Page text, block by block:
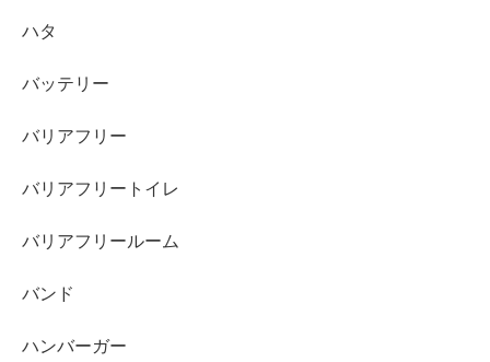
ハタ
バッテリー
バリアフリー
バリアフリートイレ
バリアフリールーム
バンド
ハンバーガー